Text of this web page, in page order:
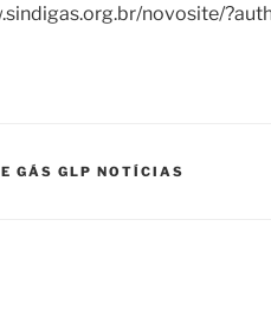
novosite/
GÁS GLP NOTÍCIAS